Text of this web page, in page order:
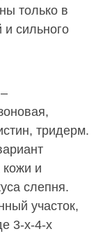
только в
и сильного
тридерм.
кожи и
слепня.
участок,
3-х-4-х